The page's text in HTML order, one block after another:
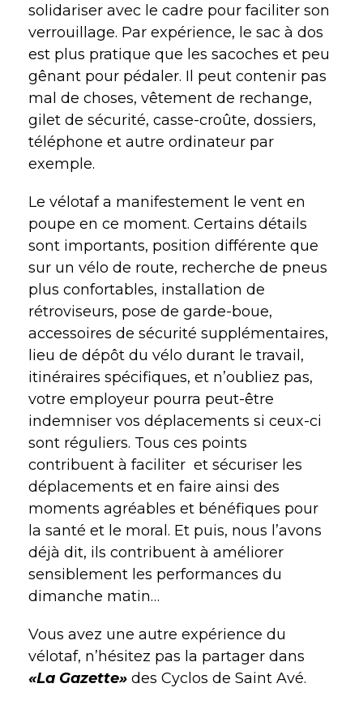
solidariser avec le cadre pour faciliter son
verrouillage. Par expérience, le sac à dos
est plus pratique que les sacoches et peu
gênant pour pédaler. Il peut contenir pas
mal de choses, vêtement de rechange,
gilet de sécurité, casse-croûte, dossiers,
téléphone et autre ordinateur par
exemple.
Le vélotaf a manifestement le vent en
poupe en ce moment. Certains détails
sont importants, position différente que
sur un vélo de route, recherche de pneus
plus confortables, installation de
rétroviseurs, pose de garde-boue,
accessoires de sécurité supplémentaires,
lieu de dépôt du vélo durant le travail,
itinéraires spécifiques, et n’oubliez pas,
votre employeur pourra peut-être
indemniser vos déplacements si ceux-ci
sont réguliers. Tous ces points
contribuent à faciliter et sécuriser les
déplacements et en faire ainsi des
moments agréables et bénéfiques pour
la santé et le moral. Et puis, nous l’avons
déjà dit, ils contribuent à améliorer
sensiblement les performances du
dimanche matin…
Vous avez une autre expérience du
vélotaf, n’hésitez pas la partager dans
«La Gazette» des Cyclos de Saint Avé.